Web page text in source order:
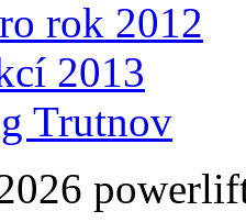
rok 2012
2013
Trutnov